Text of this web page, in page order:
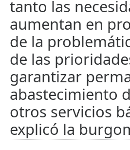
tanto las
aumentan en
de la
de las
garantizar
abastecimiento
otros servicios
explicó la